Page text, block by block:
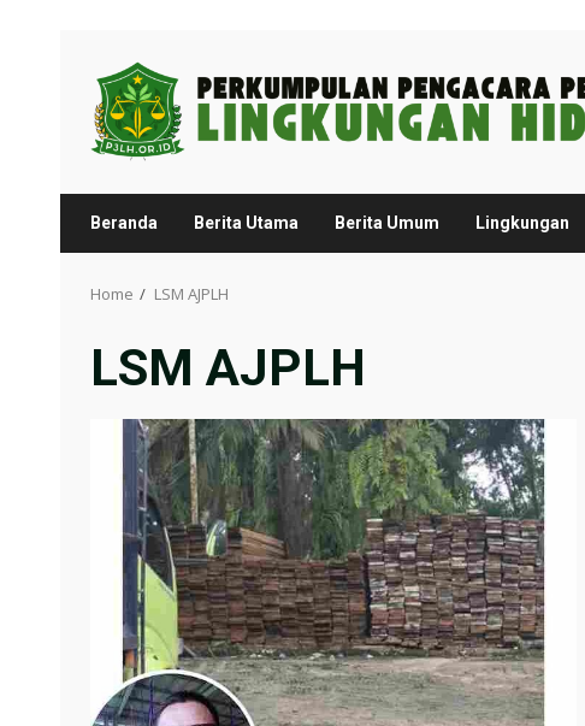
content
Beranda Berita Utama Berita Umum Lingkungan
Home LSM AJPLH
LSM AJPLH